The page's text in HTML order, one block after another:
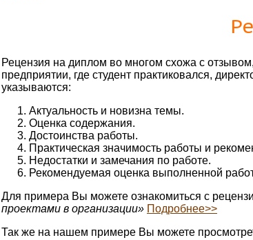
Рецензия на диплом во многом схожа с
предприятии, где студент практиковался,
указываются:
Актуальность и новизна темы.
Оценка содержания.
Достоинства работы.
Практическая значимость работы и
Недостатки и замечания по работе.
Рекомендуемая оценка выполненной
Для примера Вы можете ознакомиться с
проектами в организации» Подробнее>>
Так же на нашем примере Вы можете